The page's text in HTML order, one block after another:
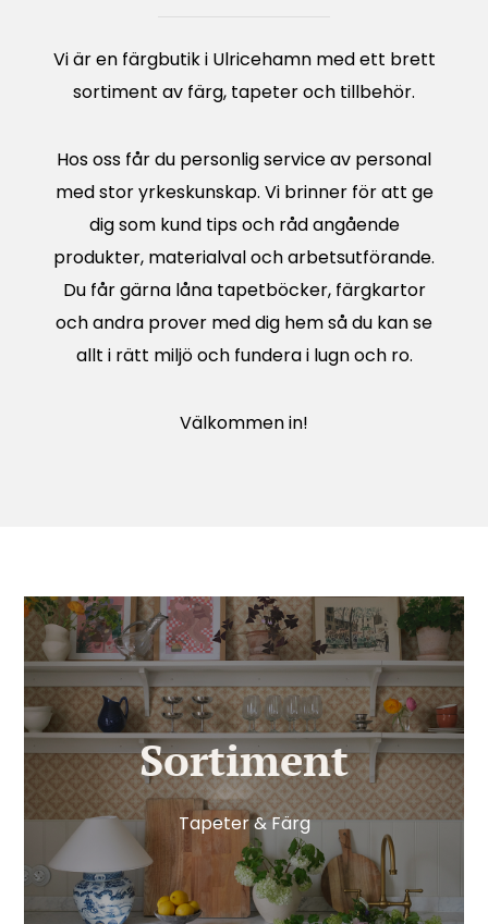
Vi är en färgbutik i Ulricehamn med ett brett
sortiment av färg, tapeter och tillbehör.
Hos oss får du personlig service av personal
med stor yrkeskunskap. Vi brinner för att ge
dig som kund tips och råd angående
produkter, materialval och arbetsutförande.
Du får gärna låna tapetböcker, färgkartor
och andra prover med dig hem så du kan se
allt i rätt miljö och fundera i lugn och ro.
Välkommen in!
Sortiment
Tapeter & Färg